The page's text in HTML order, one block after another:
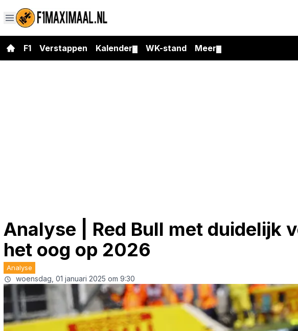
F1 Verstappen Kalender WK-stand Meer
Analyse | Red Bull met duidelijk
het oog op 2026
Analyse
woensdag, 01 januari 2025 om 9:30